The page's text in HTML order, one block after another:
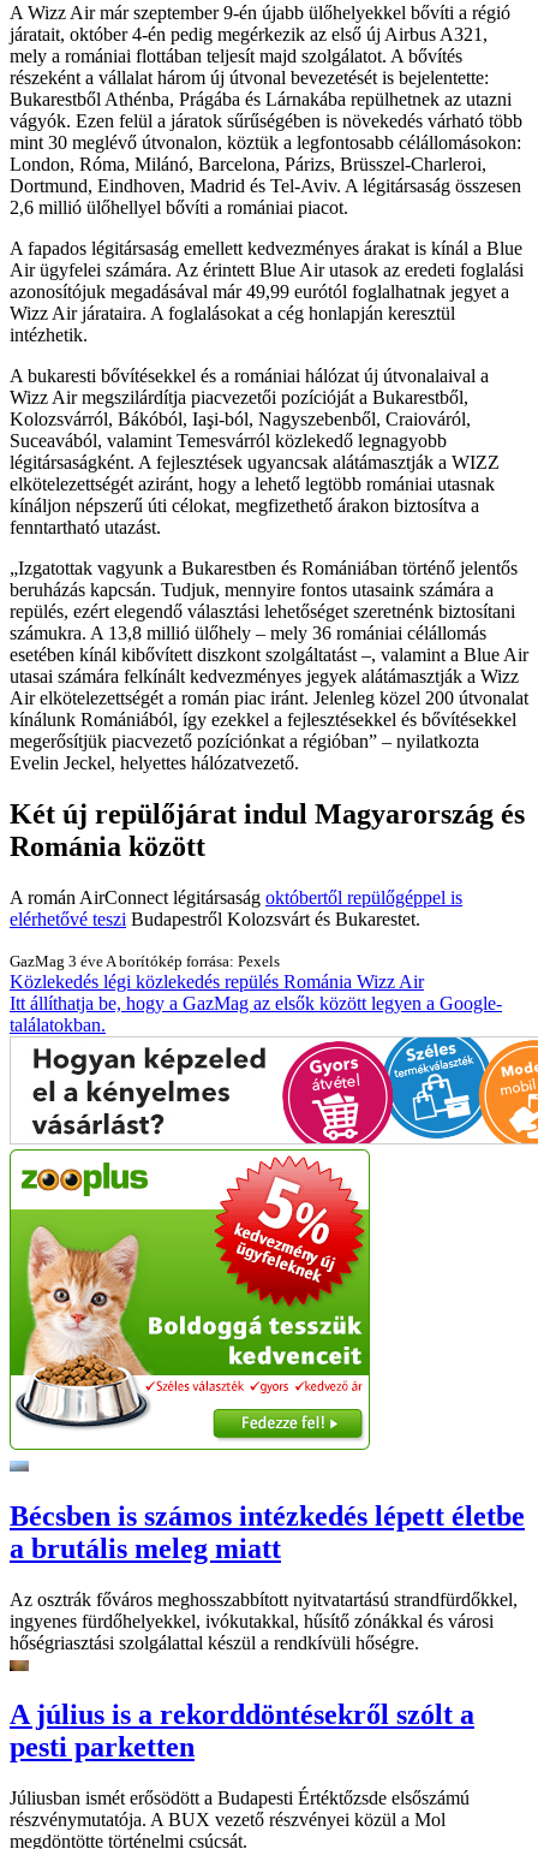
A Wizz Air már szeptember 9-én újabb ülőhelyekkel bővíti a régió
járatait, október 4-én pedig megérkezik az első új Airbus A321,
mely a romániai flottában teljesít majd szolgálatot. A bővítés
részeként a vállalat három új útvonal bevezetését is bejelentette:
Bukarestből Athénba, Prágába és Lárnakába repülhetnek az utazni
vágyók. Ezen felül a járatok sűrűségében is növekedés várható több
mint 30 meglévő útvonalon, köztük a legfontosabb célállomásokon:
London, Róma, Milánó, Barcelona, Párizs, Brüsszel-Charleroi,
Dortmund, Eindhoven, Madrid és Tel-Aviv. A légitársaság összesen
2,6 millió ülőhellyel bővíti a romániai piacot.
A fapados légitársaság emellett kedvezményes árakat is kínál a Blue
Air ügyfelei számára. Az érintett Blue Air utasok az eredeti foglalási
azonosítójuk megadásával már 49,99 eurótól foglalhatnak jegyet a
Wizz Air járataira. A foglalásokat a cég honlapján keresztül
intézhetik.
A bukaresti bővítésekkel és a romániai hálózat új útvonalaival a
Wizz Air megszilárdítja piacvezetői pozícióját a Bukarestből,
Kolozsvárról, Bákóból, Iaşi-ból, Nagyszebenből, Craiováról,
Suceavából, valamint Temesvárról közlekedő legnagyobb
légitársaságként. A fejlesztések ugyancsak alátámasztják a WIZZ
elkötelezettségét aziránt, hogy a lehető legtöbb romániai utasnak
kínáljon népszerű úti célokat, megfizethető árakon biztosítva a
fenntartható utazást.
Izgatottak vagyunk a Bukarestben és Romániában történő jelentős
beruházás kapcsán. Tudjuk, mennyire fontos utasaink számára a
repülés, ezért elegendő választási lehetőséget szeretnénk biztosítani
számukra. A 13,8 millió ülőhely – mely 36 romániai célállomás
esetében kínál kibővített diszkont szolgáltatást –, valamint a Blue Air
utasai számára felkínált kedvezményes jegyek alátámasztják a Wizz
Air elkötelezettségét a román piac iránt. Jelenleg közel 200 útvonalat
kínálunk Romániából, így ezekkel a fejlesztésekkel és bővítésekkel
megerősítjük piacvezető pozíciónkat a régióban
– nyilatkozta
Evelin Jeckel, helyettes hálózatvezető.
Két új repülőjárat indul Magyarország és
Románia között
A román AirConnect légitársaság októbertől repülőgéppel is
elérhetővé teszi Budapestről Kolozsvárt és Bukarestet.
GazMag 3 éve A borítókép forrása: Pexels
Közlekedés légi közlekedés repülés Románia Wizz Air
Itt állíthatja be, hogy a GazMag az elsők között legyen a Google-
találatokban.
Bécsben is számos intézkedés lépett életbe
a brutális meleg miatt
Az osztrák főváros meghosszabbított nyitvatartású strandfürdőkkel,
ingyenes fürdőhelyekkel, ivókutakkal, hűsítő zónákkal és városi
hőségriasztási szolgálattal készül a rendkívüli hőségre.
A július is a rekorddöntésekről szólt a
pesti parketten
Júliusban ismét erősödött a Budapesti Értéktőzsde elsőszámú
részvénymutatója. A BUX vezető részvényei közül a Mol
megdöntötte történelmi csúcsát.